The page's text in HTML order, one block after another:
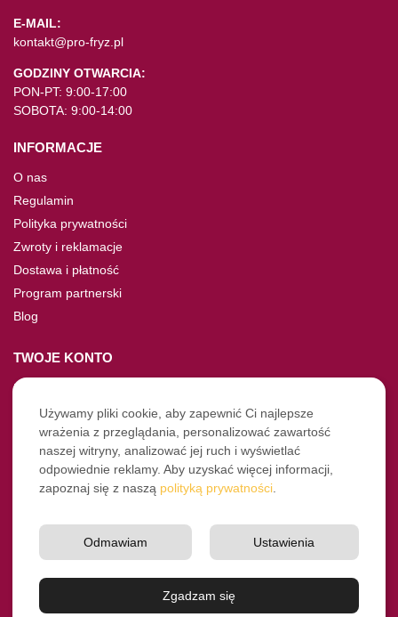
E-MAIL:
kontakt@pro-fryz.pl
GODZINY OTWARCIA:
PON-PT: 9:00-17:00
SOBOTA: 9:00-14:00
INFORMACJE
O nas
Regulamin
Polityka prywatności
Zwroty i reklamacje
Dostawa i płatność
Program partnerski
Blog
TWOJE KONTO
Moje konto
Nie pamiętasz hasła?
Twoje zamówienia
NASZE SOCIALE
Instagram
© Pro-Fryz.pl 2021-2026
Używamy pliki cookie, aby zapewnić Ci najlepsze
wrażenia z przeglądania, personalizować zawartość
naszej witryny, analizować jej ruch i wyświetlać
odpowiednie reklamy. Aby uzyskać więcej informacji,
zapoznaj się z naszą polityką prywatności
Zgadzam się
Ustawienia
Odmawiam